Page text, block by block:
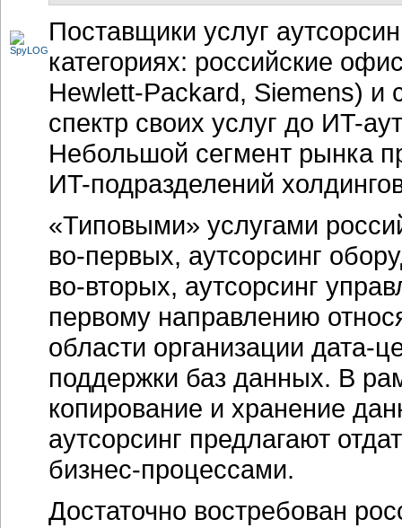
Поставщики услуг
категориях: российские
Hewlett-Packard, Siemens) и
спектр своих услуг до ИT-
Небольшой сегмент рынка
ИT-подразделений
«Типовыми» услугами
во-первых, аутсорсинг
во-вторых, аутсорсинг
первому направлению
области организации дата-
поддержки баз данных. В
копирование и хранение
аутсорсинг предлагают
бизнес-процессами.
Достаточно востребован